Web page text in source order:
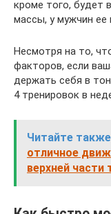
кроме того, будет
массы, у мужчин ее
Несмотря на то,
факторов, если
держать себя в
4 тренировок в
Читайте
отличное
верхней части